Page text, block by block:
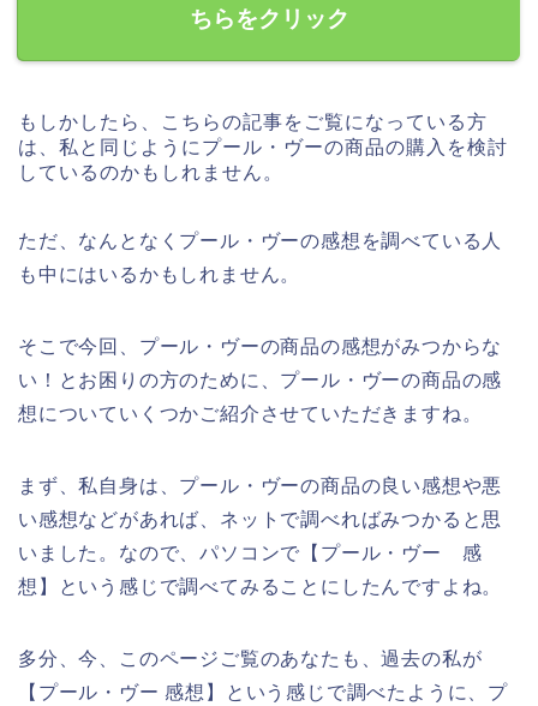
ちらをクリック
もしかしたら、こちらの記事をご覧になっている方
は、私と同じようにプール・ヴーの商品の購入を検討
しているのかもしれません。
ただ、なんとなくプール・ヴーの感想を調べている人
も中にはいるかもしれません。
そこで今回、プール・ヴーの商品の感想がみつからな
い！とお困りの方のために、プール・ヴーの商品の感
想についていくつかご紹介させていただきますね。
まず、私自身は、プール・ヴーの商品の良い感想や悪
い感想などがあれば、ネットで調べればみつかると思
いました。なので、パソコンで【プール・ヴー 感
想】という感じで調べてみることにしたんですよね。
多分、今、このページご覧のあなたも、過去の私が
【プール・ヴー 感想】という感じで調べたように、プ